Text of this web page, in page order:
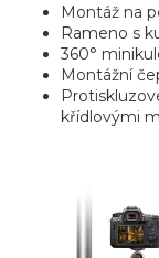
Montáž na
Rameno s
360°
Montážní
křídlovými